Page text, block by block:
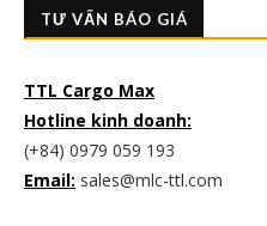
TƯ VẤN BÁO GIÁ
TTL Cargo Max
Hotline kinh doanh:
(+84) 0979 059 193
Email: sales@mlc-ttl.com